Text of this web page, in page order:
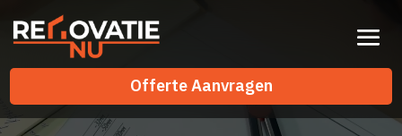
Offerte Aanvragen
Offerte Aanvragen